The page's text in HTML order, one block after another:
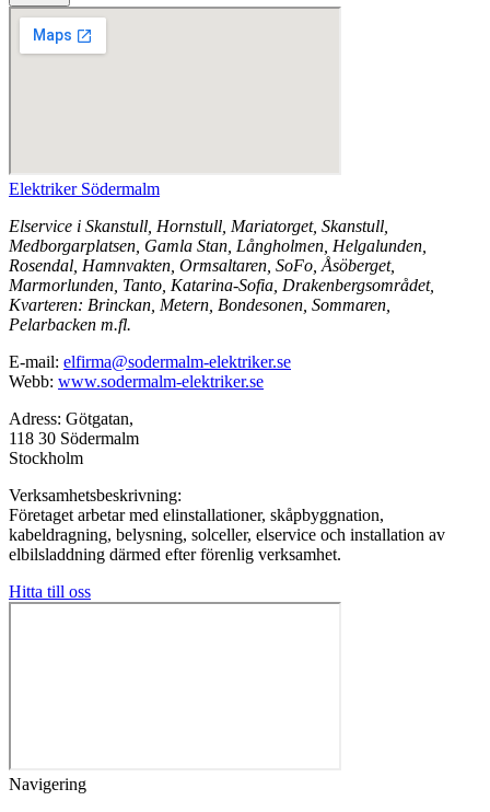
Elektriker Södermalm
Elservice i Skanstull, Hornstull, Mariatorget, Skanstull,
Medborgarplatsen, Gamla Stan, Långholmen, Helgalunden,
Rosendal, Hamnvakten, Ormsaltaren, SoFo, Åsöberget,
Marmorlunden, Tanto, Katarina-Sofia, Drakenbergsområdet,
Kvarteren: Brinckan, Metern, Bondesonen, Sommaren,
Pelarbacken m.fl.
E-mail: elfirma@sodermalm-elektriker.se
Webb: www.sodermalm-elektriker.se
Adress: Götgatan,
118 30 Södermalm
Stockholm
Verksamhetsbeskrivning:
Företaget arbetar med elinstallationer, skåpbyggnation,
kabeldragning, belysning, solceller, elservice och installation av
elbilsladdning därmed efter förenlig verksamhet.
Hitta till oss
Navigering